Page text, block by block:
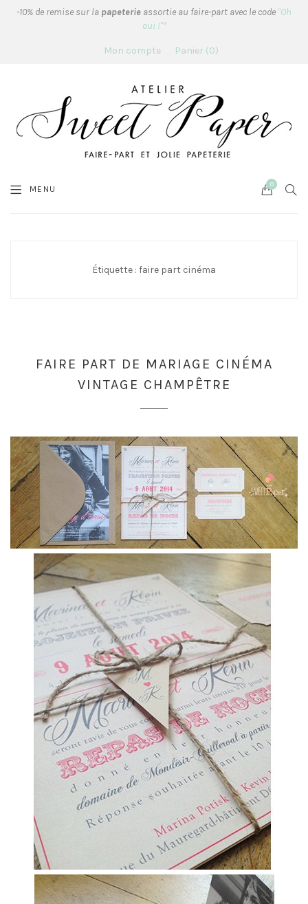
-10% de remise sur la papeterie assortie au faire-part avec le code "Oh
oui !"*
Mon compte Panier 0
MENU Cart
0
Étiquette : faire part cinéma
FAIRE PART DE MARIAGE CINÉMA
VINTAGE CHAMPÊTRE